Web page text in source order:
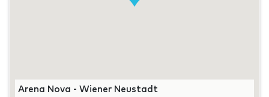
Arena Nova - Wiener Neustadt